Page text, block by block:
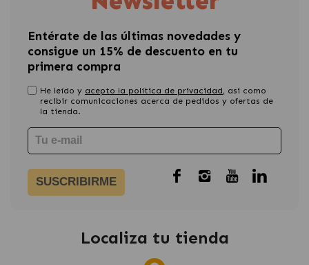
Entérate de las últimas novedades y
consigue un 15% de descuento en tu
primera compra
He leído y acepto la política de privacidad, asi como
recibir comunicaciones acerca de pedidos y ofertas de
la tienda.
SUSCRIBIRME
Localiza tu tienda